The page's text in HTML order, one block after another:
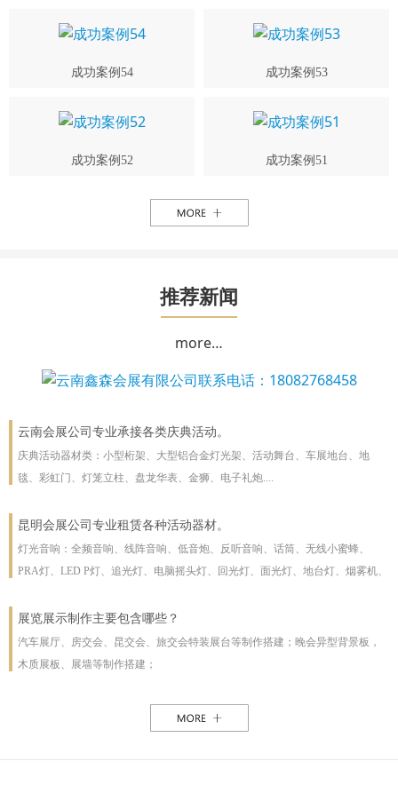
成功案例54 成功案例53
成功案例52 成功案例51
推荐新闻
more…
云南会展公司专业承接各类庆典活动。
庆典活动器材类：小型桁架、大型铝合金灯光架、活动舞台、车展地台、地
毯、彩虹门、灯笼立柱、盘龙华表、金狮、电子礼炮....
昆明会展公司专业租赁各种活动器材。
灯光音响：全频音响、线阵音响、低音炮、反听音响、话筒、无线小蜜蜂、
PRA灯、LED P灯、追光灯、电脑摇头灯、回光灯、面光灯、地台灯、烟雾机、
展览展示制作主要包含哪些？
汽车展厅、房交会、昆交会、旅交会特装展台等制作搭建；晚会异型背景板，
木质展板、展墙等制作搭建；